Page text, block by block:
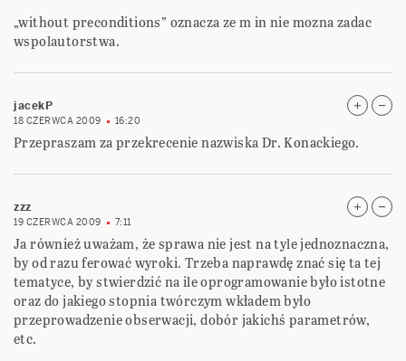
„without preconditions” oznacza ze m in nie mozna zadac
wspolautorstwa.
jacekP
18 CZERWCA 2009 16:20
Przepraszam za przekrecenie nazwiska Dr. Konackiego.
zzz
19 CZERWCA 2009 7:11
Ja również uważam, że sprawa nie jest na tyle jednoznaczna,
by od razu ferować wyroki. Trzeba naprawdę znać się ta tej
tematyce, by stwierdzić na ile oprogramowanie było istotne
oraz do jakiego stopnia twórczym wkładem było
przeprowadzenie obserwacji, dobór jakichś parametrów,
etc.